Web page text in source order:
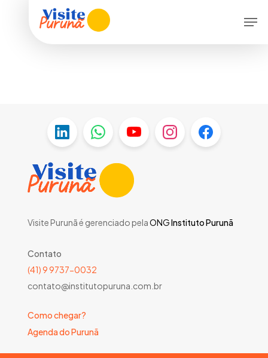
Visite Purunã é gerenciado pelaONGInstituto Purunã
Contato
(41) 9 9737-0032
contato@institutopuruna.com.br
Como chegar?
Agenda do Purunã